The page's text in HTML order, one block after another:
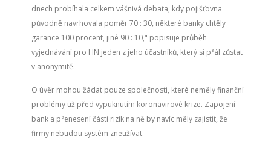
dnech probíhala celkem vášnivá debata, kdy pojišťovna
původně navrhovala poměr 70 : 30, některé banky chtěly
garance 100 procent, jiné 90 : 10," popisuje průběh
vyjednávání pro HN jeden z jeho účastníků, který si přál zůstat
v anonymitě.
O úvěr mohou žádat pouze společnosti, které neměly finanční
problémy už před vypuknutím koronavirové krize. Zapojení
bank a přenesení části rizik na ně by navíc měly zajistit, že
firmy nebudou systém zneužívat.